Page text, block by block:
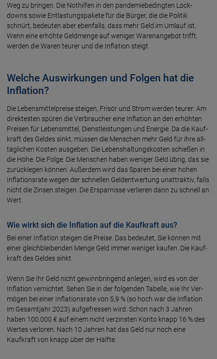
Weg zu bringen. Die Not­hilfen in den pandemie­bedingten Lock­
downs sowie Ent­lastungs­pakete für die Bürger, die die Politik
schnürt, bedeuten aber ebenfalls, dass mehr Geld im Umlauf ist.
Wenn eine erhöhte Geld­menge auf weniger Warenangebot trifft,
werden die Waren teurer und die Inflation steigt.
Welche Auswirkungen und Folgen hat die
Inflation?
Die Lebensmittelpreise steigen, Frisör und Strom werden teurer: Am
direk­testen spü­ren die Ver­braucher eine In­flation an den erhöhten
Preisen für Lebens­mittel, Dienst­leis­tungen und Energie. Da die Kauf­
kraft des Geldes sinkt, müssen die Men­schen mehr Geld für ihre all­
täg­lichen Kosten ausgeben. Die Lebens­haltungs­kosten schießen in
die Höhe. Die Folge: Die Menschen haben weniger Geld übrig, das sie
zurück­legen können. Außer­dem wird das Sparen bei einer hohen
Infla­tions­rate wegen der schnel­len Geld­ent­wertung un­attrak­tiv, falls
nicht die Zin­sen steigen. Die Er­spar­nisse ver­lieren dann zu schnell an
Wert.
Wie wirkt sich die Inflation auf die Kaufkraft aus?
Bei einer Inflation steigen die Preise. Das bedeutet, Sie können mit
einer gleich­blei­benden Menge Geld immer weniger kaufen. Die Kauf­
kraft des Geldes sinkt.
Wenn Sie Ihr Geld nicht gewinn­bringend anlegen, wird es von der
Infla­tion vernichtet. Sehen Sie in der fol­gen­den Tabelle, wie Ihr Ver­
mögen bei einer Infla­tions­rate von 5,9 % (so hoch war die Inflation
im Gesamtjahr 2023) auf­ge­fressen wird. Schon nach 3 Jahren
haben 100.000 € auf einem nicht ver­zins­ten Konto knapp 16 % des
Wertes verloren. Nach 10 Jahren hat das Geld nur noch eine
Kaufkraft von knapp über der Hälfte.